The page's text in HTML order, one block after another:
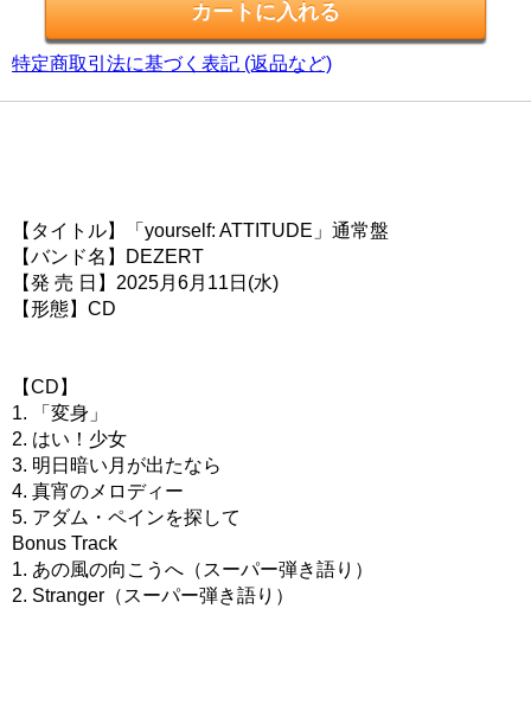
特定商取引法に基づく表記 (返品など)
【タイトル】「yourself: ATTITUDE」通常盤
【バンド名】DEZERT
【発 売 日】2025月6月11日(水)
【形態】CD
【CD】
1. 「変身」
2. はい！少女
3. 明日暗い月が出たなら
4. 真宵のメロディー
5. アダム・ペインを探して
Bonus Track
1. あの風の向こうへ（スーパー弾き語り）
2. Stranger（スーパー弾き語り）